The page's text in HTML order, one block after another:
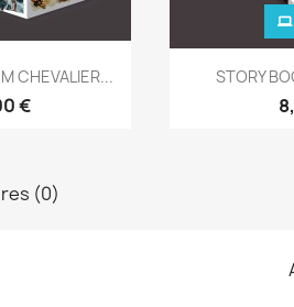
rapide
CHEVALIER...
€

STORY
(0)